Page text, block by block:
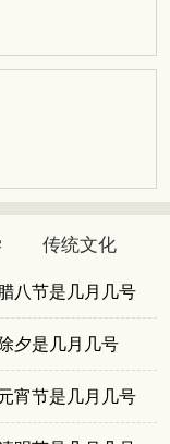
传统文化
八节是几月几号
夕是几月几号
宵节是几月几号